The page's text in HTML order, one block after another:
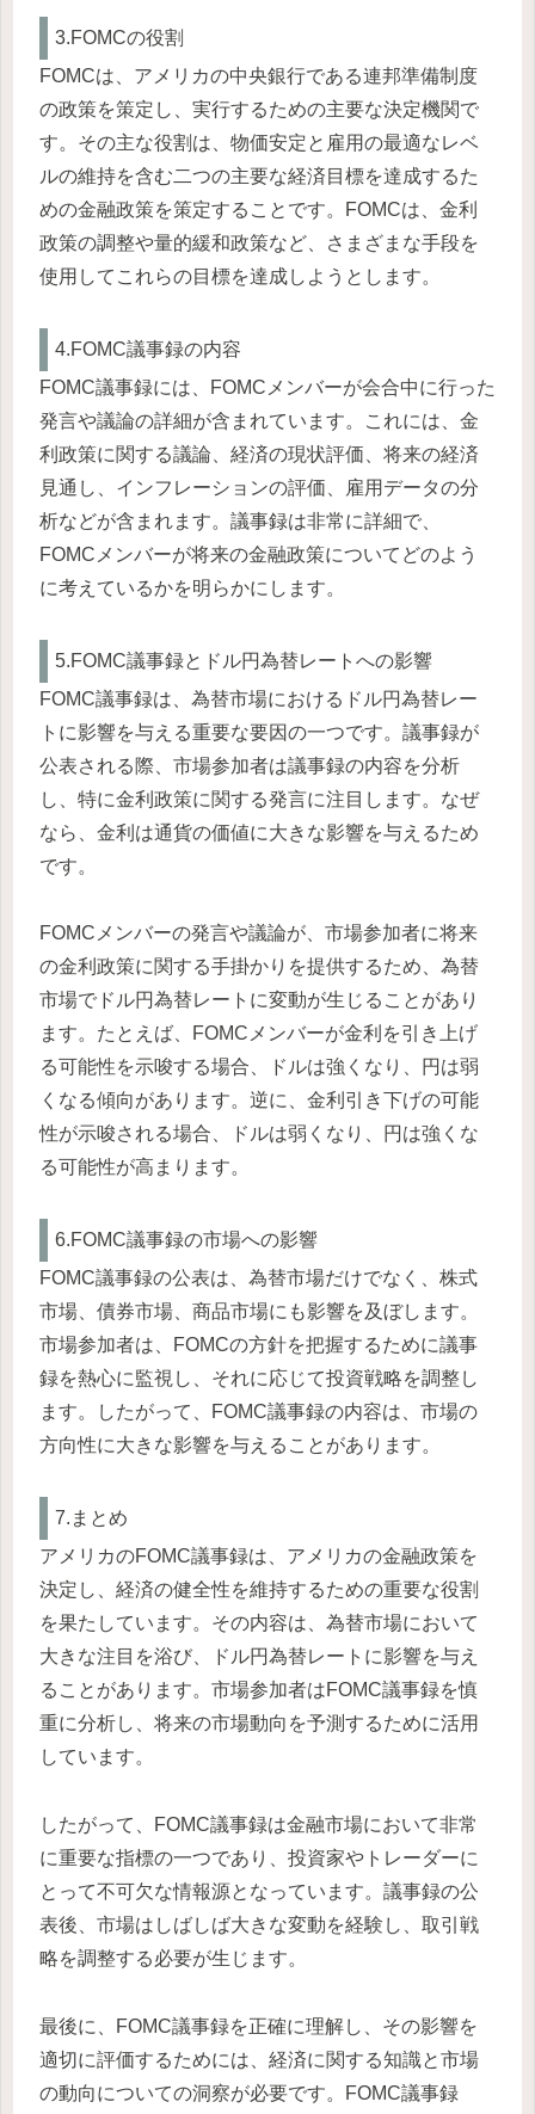
3.FOMCの役割
FOMCは、アメリカの中央銀行である連邦準備制度
の政策を策定し、実行するための主要な決定機関で
す。その主な役割は、物価安定と雇用の最適なレベ
ルの維持を含む二つの主要な経済目標を達成するた
めの金融政策を策定することです。FOMCは、金利
政策の調整や量的緩和政策など、さまざまな手段を
使用してこれらの目標を達成しようとします。
4.FOMC議事録の内容
FOMC議事録には、FOMCメンバーが会合中に行った
発言や議論の詳細が含まれています。これには、金
利政策に関する議論、経済の現状評価、将来の経済
見通し、インフレーションの評価、雇用データの分
析などが含まれます。議事録は非常に詳細で、
FOMCメンバーが将来の金融政策についてどのよう
に考えているかを明らかにします。
5.FOMC議事録とドル円為替レートへの影響
FOMC議事録は、為替市場におけるドル円為替レー
トに影響を与える重要な要因の一つです。議事録が
公表される際、市場参加者は議事録の内容を分析
し、特に金利政策に関する発言に注目します。なぜ
なら、金利は通貨の価値に大きな影響を与えるため
です。
FOMCメンバーの発言や議論が、市場参加者に将来
の金利政策に関する手掛かりを提供するため、為替
市場でドル円為替レートに変動が生じることがあり
ます。たとえば、FOMCメンバーが金利を引き上げ
る可能性を示唆する場合、ドルは強くなり、円は弱
くなる傾向があります。逆に、金利引き下げの可能
性が示唆される場合、ドルは弱くなり、円は強くな
る可能性が高まります。
6.FOMC議事録の市場への影響
FOMC議事録の公表は、為替市場だけでなく、株式
市場、債券市場、商品市場にも影響を及ぼします。
市場参加者は、FOMCの方針を把握するために議事
録を熱心に監視し、それに応じて投資戦略を調整し
ます。したがって、FOMC議事録の内容は、市場の
方向性に大きな影響を与えることがあります。
7.まとめ
アメリカのFOMC議事録は、アメリカの金融政策を
決定し、経済の健全性を維持するための重要な役割
を果たしています。その内容は、為替市場において
大きな注目を浴び、ドル円為替レートに影響を与え
ることがあります。市場参加者はFOMC議事録を慎
重に分析し、将来の市場動向を予測するために活用
しています。
したがって、FOMC議事録は金融市場において非常
に重要な指標の一つであり、投資家やトレーダーに
とって不可欠な情報源となっています。議事録の公
表後、市場はしばしば大きな変動を経験し、取引戦
略を調整する必要が生じます。
最後に、FOMC議事録を正確に理解し、その影響を
適切に評価するためには、経済に関する知識と市場
の動向についての洞察が必要です。FOMC議事録